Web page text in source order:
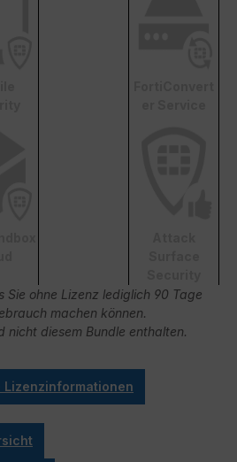
Sie ohne Lizenz lediglich 90 Tage
machen können.
nicht diesem Bundle enthalten.
Lizenzinformationen